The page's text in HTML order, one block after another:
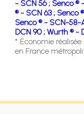
- SCN 56 ; Senco ®
® - SCN 63 ; Senco
Senco ® - SCN-58-
DCN 90 ; Wurth ® -
* Economie
en France